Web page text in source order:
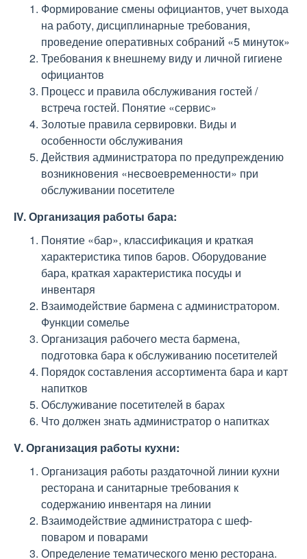
Формирование смены официантов, учет выхода
на работу, дисциплинарные требования,
проведение оперативных собраний «5 минуток»
Требования к внешнему виду и личной гигиене
официантов
Процесс и правила обслуживания гостей /
встреча гостей. Понятие «сервис»
Золотые правила сервировки. Виды и
особенности обслуживания
Действия администратора по предупреждению
возникновения «несвоевременности» при
обслуживании посетителе
IV. Организация работы бара:
Понятие «бар», классификация и краткая
характеристика типов баров. Оборудование
бара, краткая характеристика посуды и
инвентаря
Взаимодействие бармена с администратором.
Функции сомелье
Организация рабочего места бармена,
подготовка бара к обслуживанию посетителей
Порядок составления ассортимента бара и карт
напитков
Обслуживание посетителей в барах
Что должен знать администратор о напитках
V. Организация работы кухни:
Организация работы раздаточной линии кухни
ресторана и санитарные требования к
содержанию инвентаря на линии
Взаимодействие администратора с шеф-
поваром и поварами
Определение тематического меню ресторана.